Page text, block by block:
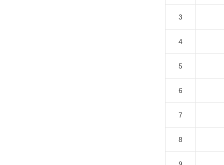
3
4
5
6
7
8